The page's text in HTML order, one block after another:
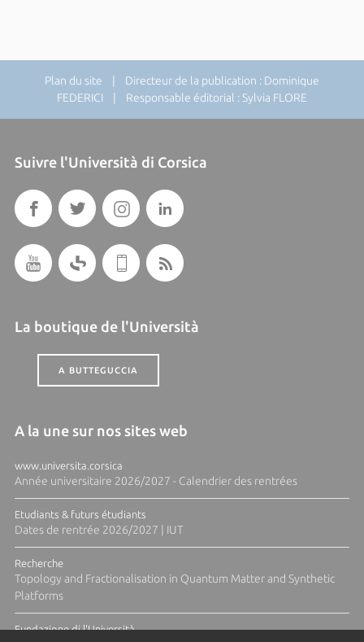
Plan du site | Directeur de la publication : Dominique
FEDERICI | Responsable éditorial : Sylvia FLORE
Suivre l'Università di Corsica
La boutique de l'Università
A BUTTEGUCCIA
A la une sur nos sites web
www.universita.corsica
Année universitaire 2026/2027 - Calendrier des rentrées
Etudiants & futurs étudiants
Dates de rentrée 2026/2027 | IUT
Recherche
Topology and Fractionalisation in Quantum Matter and Synthetic
Platforms
Fundazione di l'Università